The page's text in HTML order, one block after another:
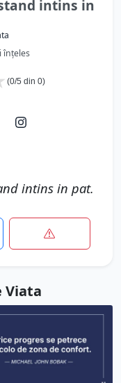
intins in
înțeles
(0/5 din 0)
intins in pat.
Viata